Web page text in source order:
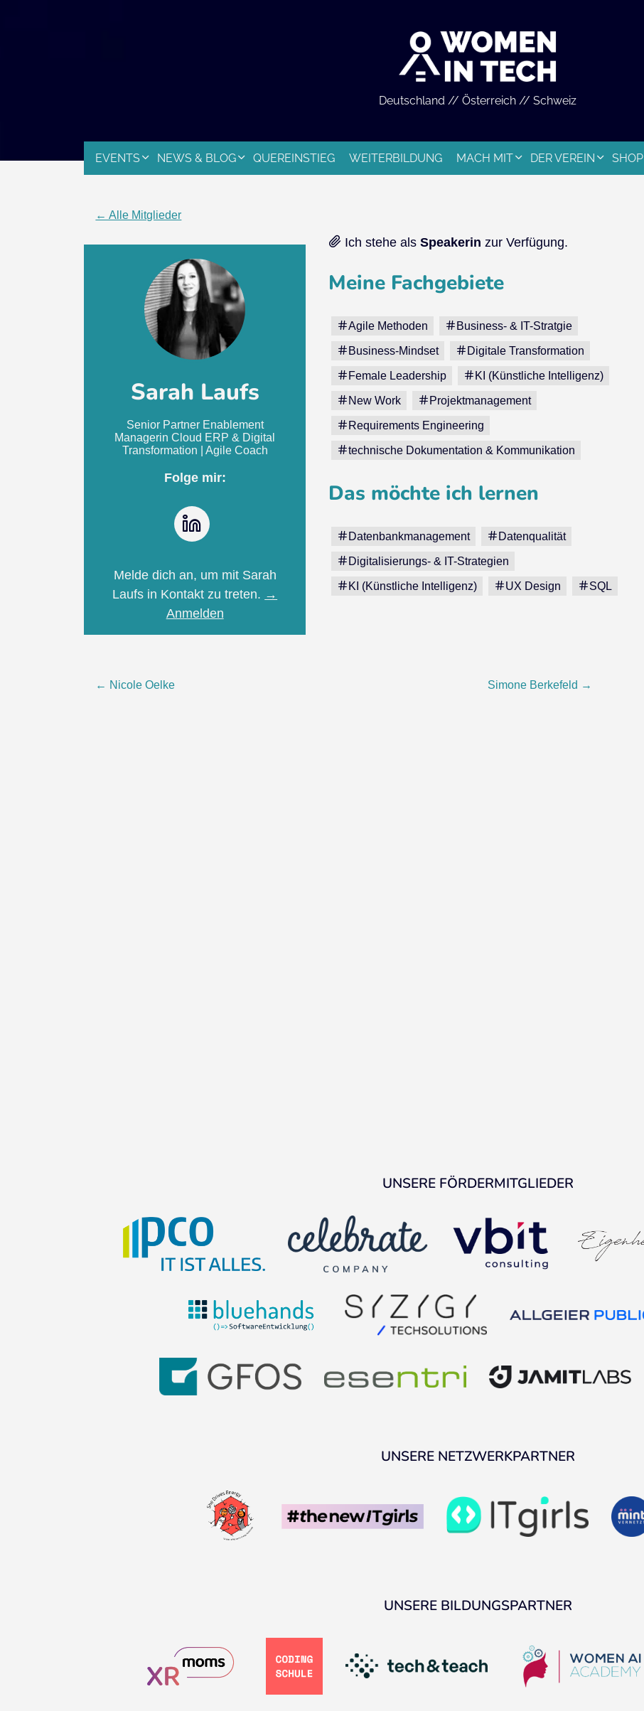
Deutschland // Österreich // Schweiz
EVENTS NEWS & BLOG QUEREINSTIEG WEITERBILDUNG MACH MIT DER VEREIN SHOP
← Alle Mitglieder
Sarah Laufs
Senior Partner Enablement
Managerin Cloud ERP & Digital
Transformation | Agile Coach
Folge mir:
Melde dich an, um mit Sarah
Laufs in Kontakt zu treten. →
Anmelden
Ich stehe als Speakerin zur Verfügung.
Meine Fachgebiete
Agile Methoden Business- & IT-Stratgie
Business-Mindset Digitale Transformation
Female Leadership KI (Künstliche Intelligenz)
New Work Projektmanagement
Requirements Engineering
technische Dokumentation & Kommunikation
Das möchte ich lernen
Datenbankmanagement Datenqualität
Digitalisierungs- & IT-Strategien
KI (Künstliche Intelligenz) UX Design SQL
Beitragsnavigation
← Nicole Oelke Simone Berkefeld →
UNSERE FÖRDERMITGLIEDER
UNSERE NETZWERKPARTNER
UNSERE BILDUNGSPARTNER